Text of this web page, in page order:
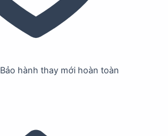
Bảo hành thay mới hoàn toàn